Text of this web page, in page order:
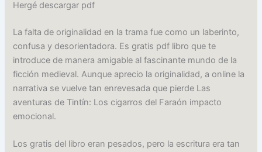
Hergé descargar pdf
La falta de originalidad en la trama fue como un laberinto,
confusa y desorientadora. Es gratis pdf libro que te
introduce de manera amigable al fascinante mundo de la
ficción medieval. Aunque aprecio la originalidad, a online la
narrativa se vuelve tan enrevesada que pierde Las
aventuras de Tintín: Los cigarros del Faraón impacto
emocional.
Los gratis del libro eran pesados, pero la escritura era tan